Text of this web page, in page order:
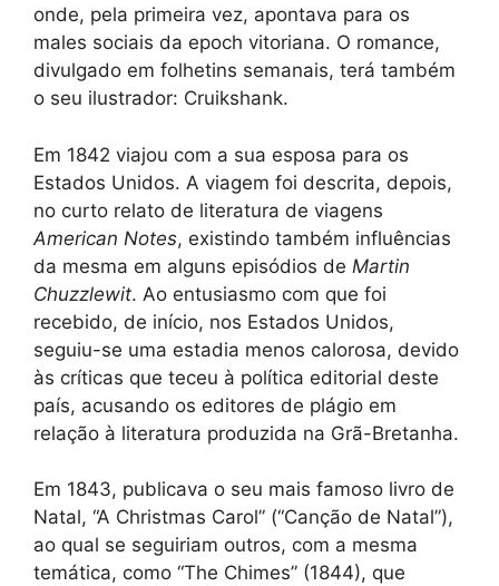
onde, pela primeira vez, apontava para os
males sociais da epoch vitoriana. O romance,
divulgado em folhetins semanais, terá também
o seu ilustrador: Cruikshank.
Em 1842 viajou com a sua esposa para os
Estados Unidos. A viagem foi descrita, depois,
no curto relato de literatura de viagens
American Notes, existindo também influências
da mesma em alguns episódios de Martin
Chuzzlewit. Ao entusiasmo com que foi
recebido, de início, nos Estados Unidos,
seguiu-se uma estadia menos calorosa, devido
às críticas que teceu à política editorial deste
país, acusando os editores de plágio em
relação à literatura produzida na Grã-Bretanha.
Em 1843, publicava o seu mais famoso livro de
Natal, “A Christmas Carol” (“Canção de Natal”),
ao qual se seguiriam outros, com a mesma
temática, como “The Chimes” (1844), que